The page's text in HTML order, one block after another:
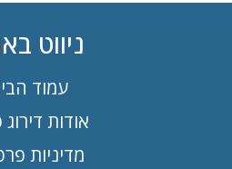
ניווט
עמוד
אודות
מדיניות